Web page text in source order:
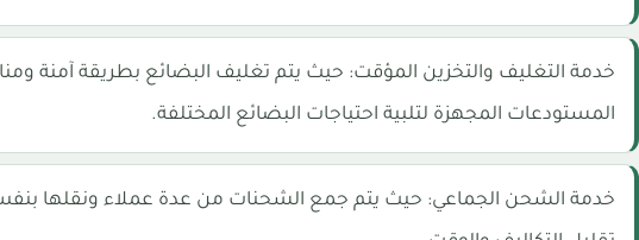
خدمة التغليف والتخزين المؤقت: حيث يتم تغليف البضائع بطريقة آمنة
المستودعات المجهزة لتلبية احتياجات البضائع المختلفة.
خدمة الشحن الجماعي: حيث يتم جمع الشحنات من عدة عملاء ونقلها